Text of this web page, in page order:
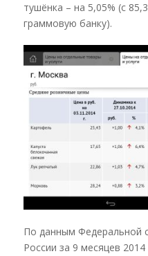
тушёнка – на 5,05% (с
граммовую банку).
По данным Федеральной
России за 9 месяцев